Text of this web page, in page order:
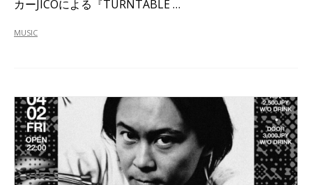
カーJICOによる『TURNTABLE …
MUSIC